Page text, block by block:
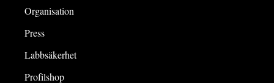
Organisation
Press
Labbsäkerhet
Profilshop